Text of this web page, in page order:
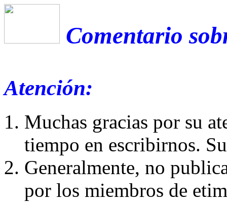
Comentario
Atención:
Muchas gracias por su
tiempo en escribirnos.
Generalmente, no
por los miembros de